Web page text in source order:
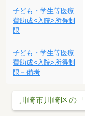
子ども・学生等医療
費助成<入院>所得制
限
子ども・学生等医療
費助成<入院>所得制
限－備考
川崎市川崎区の「